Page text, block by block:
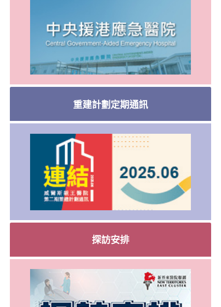
重建計劃定期通訊
探訪安排